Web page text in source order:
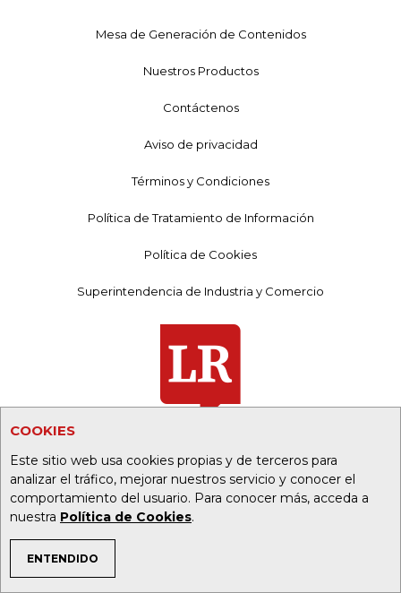
COOKIES
Este sitio web usa cookies propias y de terceros para
analizar el tráfico, mejorar nuestros servicio y conocer el
comportamiento del usuario. Para conocer más, acceda a
nuestra Política de Cookies.
ENTENDIDO
TEMAS DE INTERÉS
Mesa de Generación de Contenidos
Nuestros Productos
Contáctenos
Aviso de privacidad
Términos y Condiciones
Política de Tratamiento de Información
Política de Cookies
Superintendencia de Industria y Comercio
PORTALES ALIADOS: